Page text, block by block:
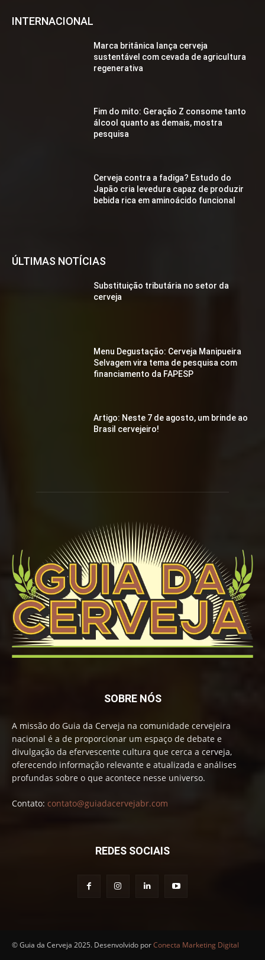
INTERNACIONAL
Marca britânica lança cerveja
sustentável com cevada de agricultura
regenerativa
Fim do mito: Geração Z consome tanto
álcool quanto as demais, mostra
pesquisa
Cerveja contra a fadiga? Estudo do
Japão cria levedura capaz de produzir
bebida rica em aminoácido funcional
ÚLTIMAS NOTÍCIAS
Substituição tributária no setor da
cerveja
Menu Degustação: Cerveja Manipueira
Selvagem vira tema de pesquisa com
financiamento da FAPESP
Artigo: Neste 7 de agosto, um brinde ao
Brasil cervejeiro!
SOBRE NÓS
A missão do Guia da Cerveja na comunidade cervejeira
nacional é a de proporcionar um espaço de debate e
divulgação da efervescente cultura que cerca a cerveja,
oferecendo informação relevante e atualizada e análises
profundas sobre o que acontece nesse universo.
Contato: contato@guiadacervejabr.com
REDES SOCIAIS
© Guia da Cerveja 2025. Desenvolvido porConecta Marketing Digital